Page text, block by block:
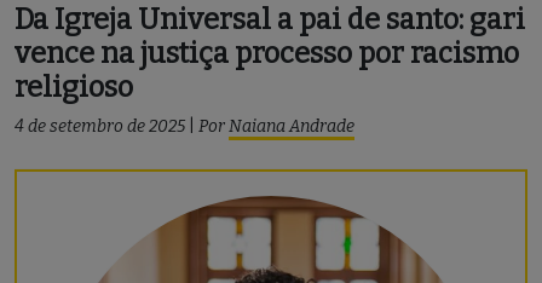
Da Igreja Universal a pai de santo: gari
vence na justiça processo por racismo
religioso
4 de setembro de 2025 PorNaiana Andrade